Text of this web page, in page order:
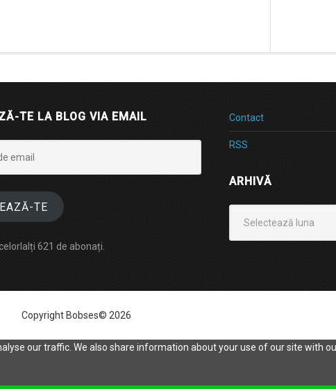
TE LA BLOG VIA EMAIL
TE
621 de abonați.
Contact
RSS
ARHIVĂ
Copyright Bobses© 2026
our traffic. We also share information about your use of our site with